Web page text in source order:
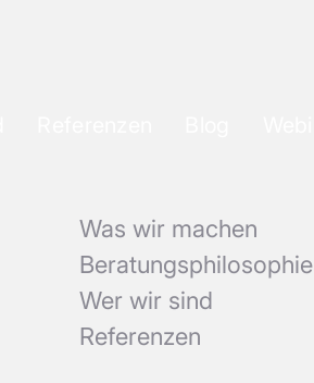
Was wir machen
Beratungsphilosophie
Wer wir sind
Referenzen